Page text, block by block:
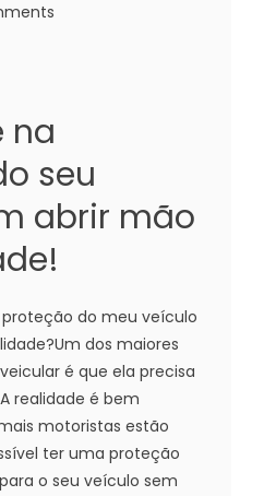
na
seu
abrir mão
do meu veículo
dos maiores
é que ela precisa
realidade é bem
motoristas estão
ter uma proteção
o seu veículo sem